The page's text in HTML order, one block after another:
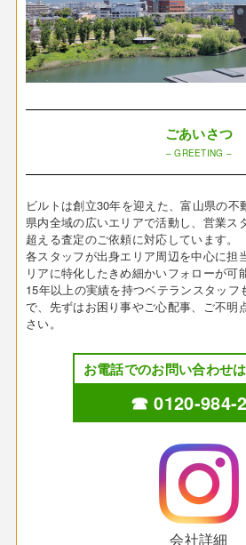
ごあいさつ
– GREETING –
ビルトは創立30年を迎えた、富山県の不
県内全域の広いエリアで活動し、営業ス
超える査定のご依頼に対応しています。
各スタッフが出身エリア周辺を中心に担
リアに特化したきめ細かいフォローが可
15年以上の実績を持つベテランスタッフ
で、先ずはお困り事やご心配事、ご不明
さい。
お電話でのお問い合わせ
☎ 0120-984-
会社詳細